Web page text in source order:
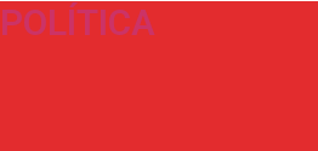
POLÍTICA​